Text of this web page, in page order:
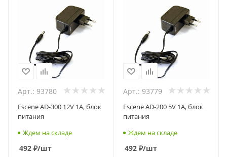
Арт.: 93780
Escene AD-300 12V 1A, блок
питания
Ждем на складе
492 ₽/шт
Арт.: 93779
Escene AD-200 5V 1A, блок
питания
Ждем на складе
492₽/шт